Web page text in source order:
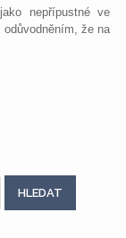
nepřípustné ve
že na